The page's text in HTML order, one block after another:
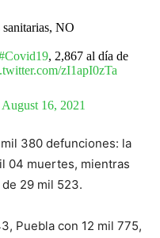
sanitarias, NO
, 2,867 al día de
zI1apI0zTa
August 16, 2021
380 defunciones: la
04 muertes, mientras
29 mil 523.
Puebla con 12 mil 775,